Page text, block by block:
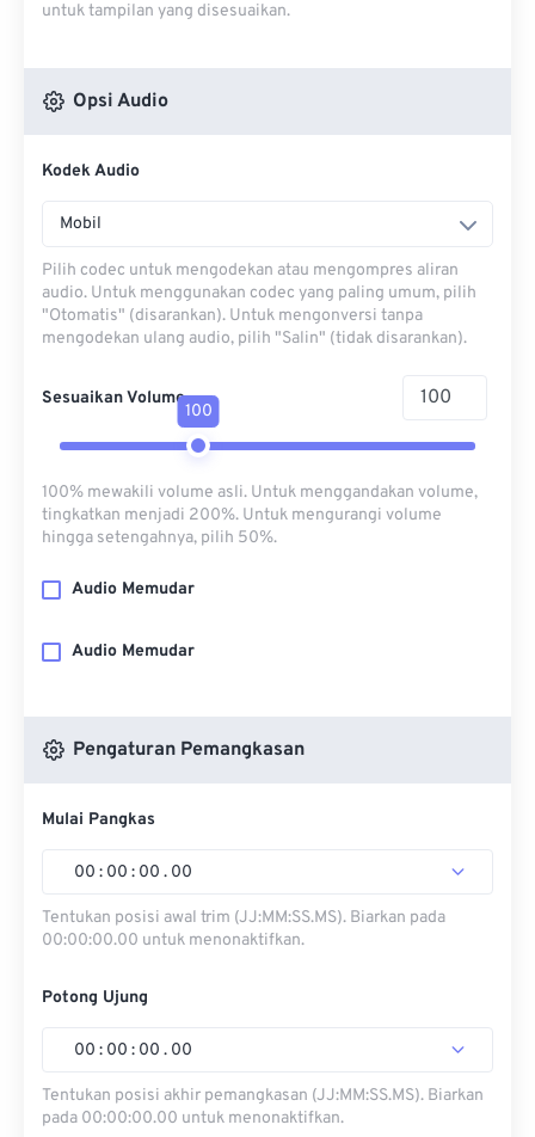
untuk tampilan yang disesuaikan.
Opsi Audio
Kodek Audio
Mobil
Pilih codec untuk mengodekan atau mengompres aliran
audio. Untuk menggunakan codec yang paling umum, pilih
"Otomatis" (disarankan). Untuk mengonversi tanpa
mengodekan ulang audio, pilih "Salin" (tidak disarankan).
Sesuaikan Volume
100
100% mewakili volume asli. Untuk menggandakan volume,
tingkatkan menjadi 200%. Untuk mengurangi volume
hingga setengahnya, pilih 50%.
Audio Memudar
Audio Memudar
Pengaturan Pemangkasan
Mulai Pangkas
00 : 00 : 00 . 00
Tentukan posisi awal trim (JJ:MM:SS.MS). Biarkan pada
00:00:00.00 untuk menonaktifkan.
Potong Ujung
00 : 00 : 00 . 00
Tentukan posisi akhir pemangkasan (JJ:MM:SS.MS). Biarkan
pada 00:00:00.00 untuk menonaktifkan.